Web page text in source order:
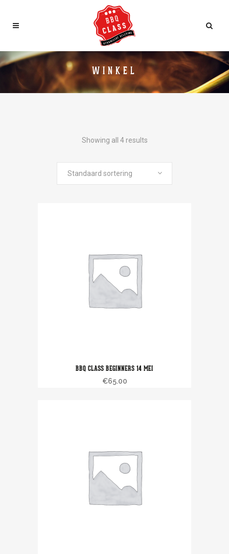
WINKEL
Showing all 4 results
Standaard sortering
BBQ CLASS BEGINNERS 14 MEI
€65.00